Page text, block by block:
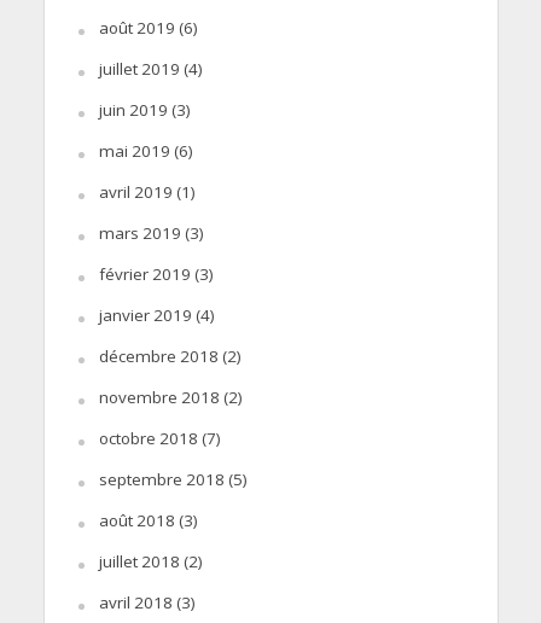
août 2019 (6)
juillet 2019 (4)
juin 2019 (3)
mai 2019 (6)
avril 2019 (1)
mars 2019 (3)
février 2019 (3)
janvier 2019 (4)
décembre 2018 (2)
novembre 2018 (2)
octobre 2018 (7)
septembre 2018 (5)
août 2018 (3)
juillet 2018 (2)
avril 2018 (3)